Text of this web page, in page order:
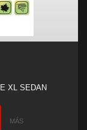
XL SEDAN
MÁS